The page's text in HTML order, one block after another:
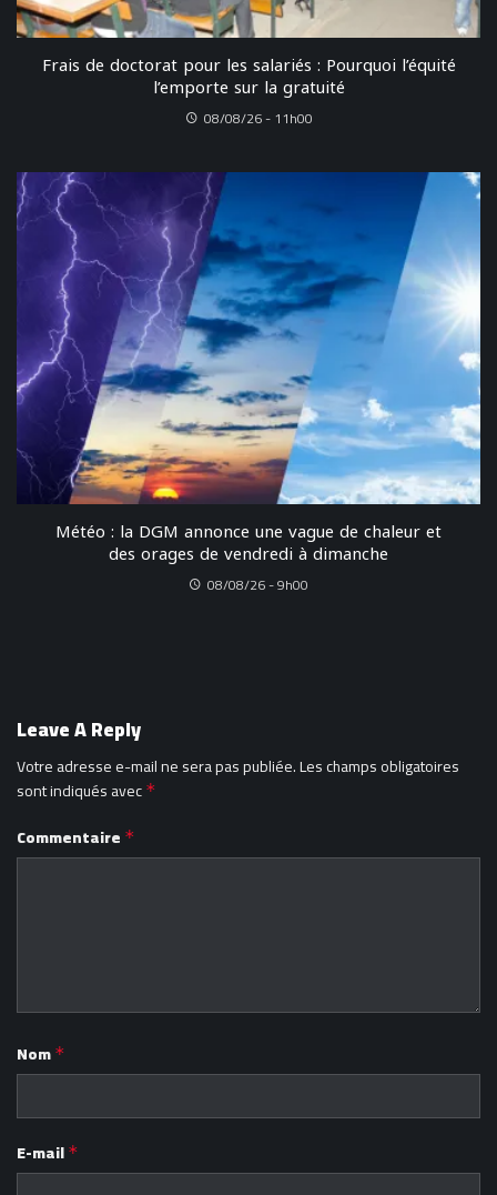
Frais de doctorat pour les salariés : Pourquoi l’équité
l’emporte sur la gratuité
08/08/26 - 11h00
Météo : la DGM annonce une vague de chaleur et
des orages de vendredi à dimanche
08/08/26 - 9h00
Leave A Reply
Votre adresse e-mail ne sera pas publiée.Les champs obligatoires
sont indiqués avec *
Commentaire *
Nom *
E-mail *